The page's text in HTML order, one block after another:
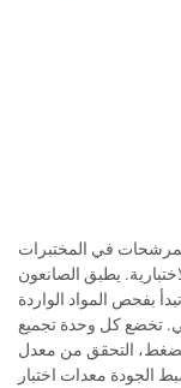
في المختبرات
يطبق الصانعون
بفحص المواد الواردة
تخضع كل وحدة تجميع
التحقق من معدل
الجودة معدات اختبار